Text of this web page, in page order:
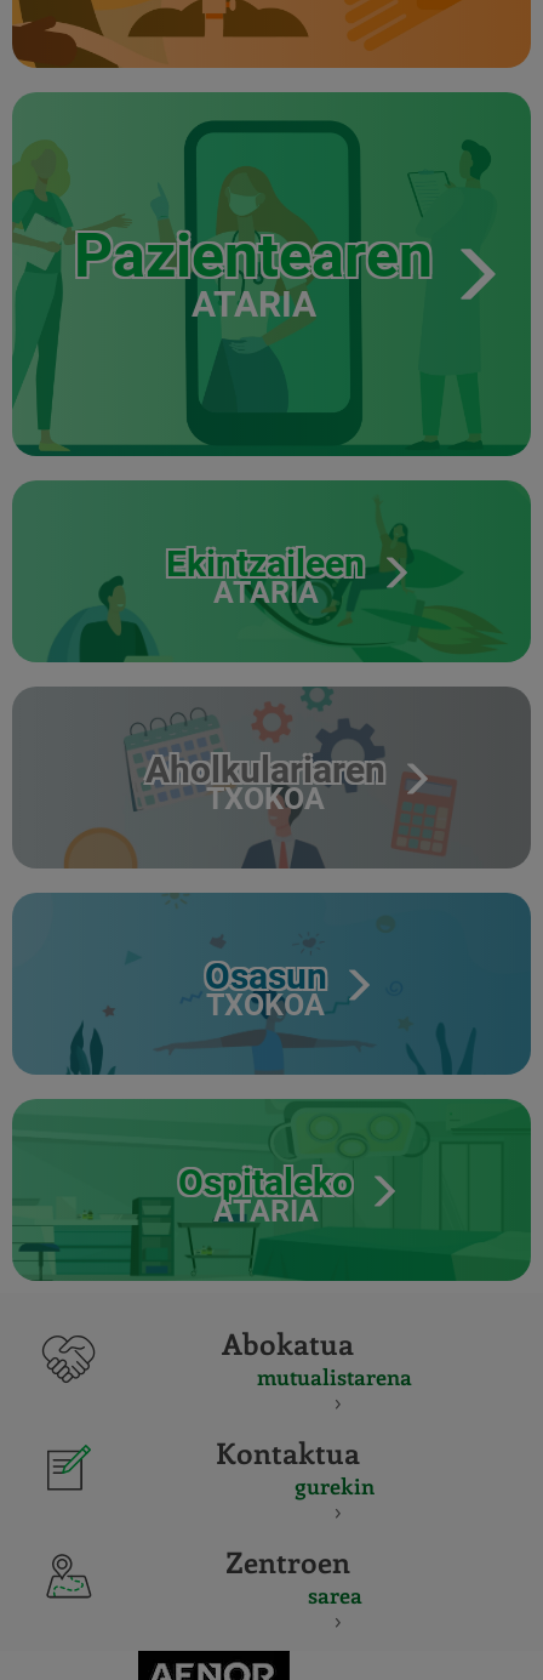
Pazientearen
ATARIA
Ekintzaileen
ATARIA
Aholkulariaren
TXOKOA
Osasun
TXOKOA
Ospitaleko
ATARIA
Abokatua
mutualistarena
Kontaktua
gurekin
Zentroen
sarea